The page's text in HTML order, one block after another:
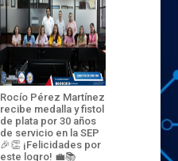
Rocío Pérez Martínez
recibe medalla y fistol
de plata por 30 años
de servicio en la SEP
🎉👏 ¡Felicidades por
este logro! 💼📚
ENECB-
del
batalla.
32